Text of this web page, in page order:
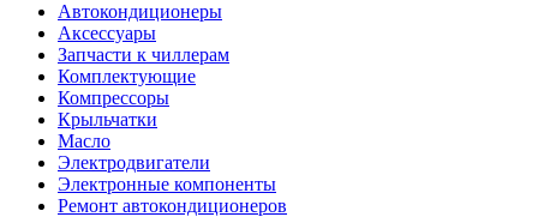
Автокондиционеры
Аксессуары
Запчасти к чиллерам
Комплектующие
Компрессоры
Крыльчатки
Масло
Электродвигатели
Электронные компоненты
Ремонт автокондиционеров